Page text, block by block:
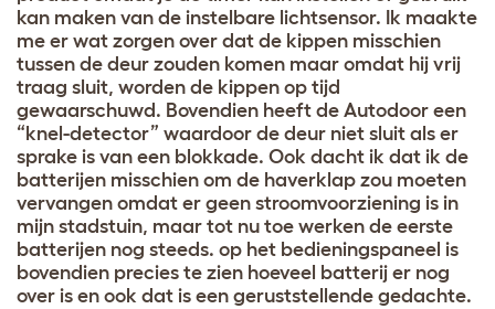
kan maken van de instelbare lichtsensor. Ik maakte
me er wat zorgen over dat de kippen misschien
tussen de deur zouden komen maar omdat hij vrij
traag sluit, worden de kippen op tijd
gewaarschuwd. Bovendien heeft de Autodoor een
“knel-detector” waardoor de deur niet sluit als er
sprake is van een blokkade. Ook dacht ik dat ik de
batterijen misschien om de haverklap zou moeten
vervangen omdat er geen stroomvoorziening is in
mijn stadstuin, maar tot nu toe werken de eerste
batterijen nog steeds. op het bedieningspaneel is
bovendien precies te zien hoeveel batterij er nog
over is en ook dat is een geruststellende gedachte.